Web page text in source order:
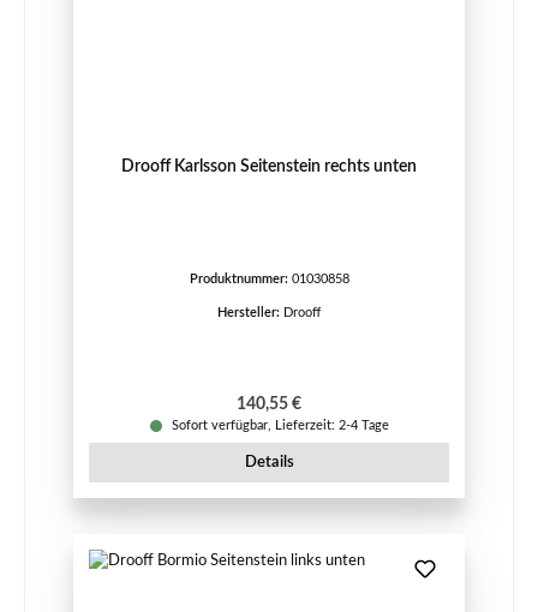
Drooff Karlsson Seitenstein rechts unten
Produktnummer: 01030858
Hersteller: Drooff
Regulärer Preis:
140,55 €
Sofort verfügbar, Lieferzeit: 2-4 Tage
Details